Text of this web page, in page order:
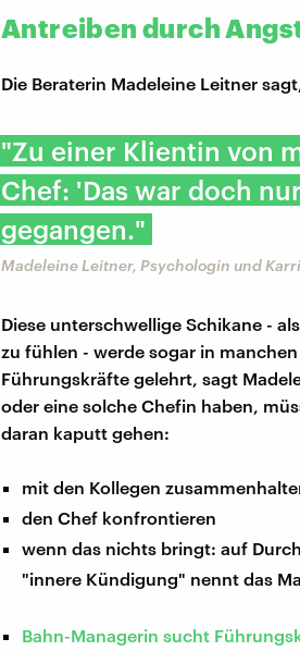
Antreiben durch
Die Beraterin Madeleine Leitner
"Zu einer Klientin von
Chef: 'Das war doch
gegangen."
Madeleine Leitner, Psychologin und
Diese unterschwellige Schikane -
zu fühlen - werde sogar in
Führungskräfte gelehrt, sagt
oder eine solche Chefin haben,
daran kaputt gehen:
mit den Kollegen
den Chef konfrontieren
wenn das nichts bringt: auf
"innere Kündigung" nennt das
Bahn-Managerin sucht